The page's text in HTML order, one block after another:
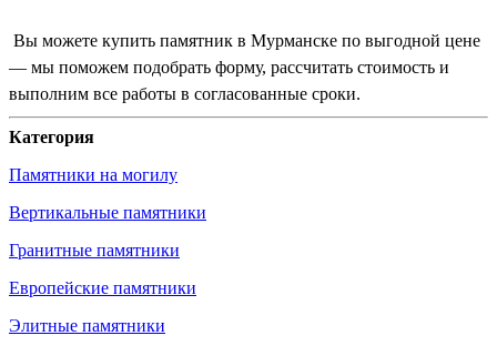
Вы можете купить памятник в Мурманске по выгодной цене
— мы поможем подобрать форму, рассчитать стоимость и
выполним все работы в согласованные сроки.
Категория
Памятники на могилу
Вертикальные памятники
Гранитные памятники
Европейские памятники
Элитные памятники